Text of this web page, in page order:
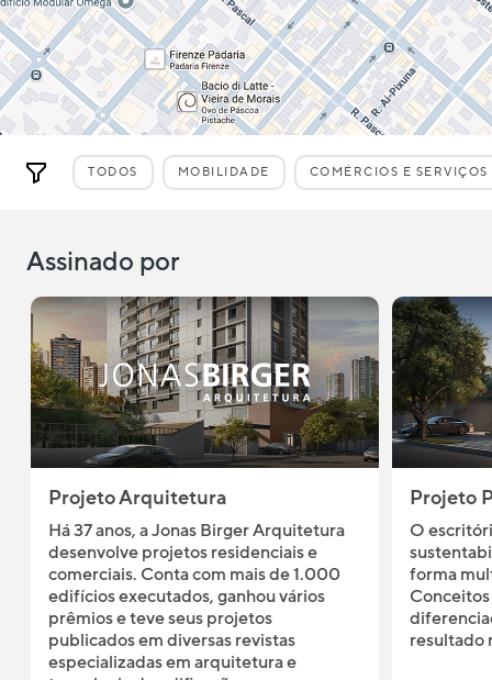
TODOS MOBILIDADE COMÉRCIOS E SERVIÇOS
Assinado por
Projeto Arquitetura
Há 37 anos, a Jonas Birger Arquitetura
desenvolve projetos residenciais e
comerciais. Conta com mais de 1.000
edifícios executados, ganhou vários
prêmios e teve seus projetos
publicados em diversas revistas
especializadas em arquitetura e
Projeto
O
forma
resultado